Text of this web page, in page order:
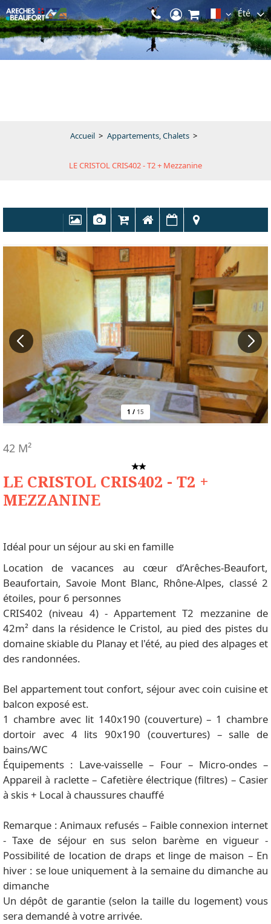
Été
Accueil > Appartements, Chalets >
LE CRISTOL CRIS402 - T2 + Mezzanine
1 / 15
LE CRISTOL CRIS402 - T2 +
MEZZANINE
42 M²
Idéal pour un séjour au ski en famille
Location de vacances au cœur d’Arêches-Beaufort,
Beaufortain, Savoie Mont Blanc, Rhône-Alpes, classé 2
étoiles, pour 6 personnes
CRIS402 (niveau 4) - Appartement T2 mezzanine de
42m² dans la résidence le Cristol, au pied des pistes du
domaine skiable du Planay et l'été, au pied des alpages et
des randonnées.
Bel appartement tout confort, séjour avec coin cuisine et
balcon exposé est.
1 chambre avec lit 140x190 (couverture) – 1 chambre
dortoir avec 4 lits 90x190 (couvertures) – salle de
bains/WC
Équipements : Lave-vaisselle – Four – Micro-ondes –
Appareil à raclette – Cafetière électrique (filtres) – Casier
à skis + Local à chaussures chauffé
Remarque : Animaux refusés – Faible connexion internet
- Taxe de séjour en sus selon barème en vigueur -
Possibilité de location de draps et linge de maison – En
hiver : se loue uniquement à la semaine du dimanche au
dimanche
Un dépôt de garantie (selon la taille du logement) vous
sera demandé à votre arrivée.